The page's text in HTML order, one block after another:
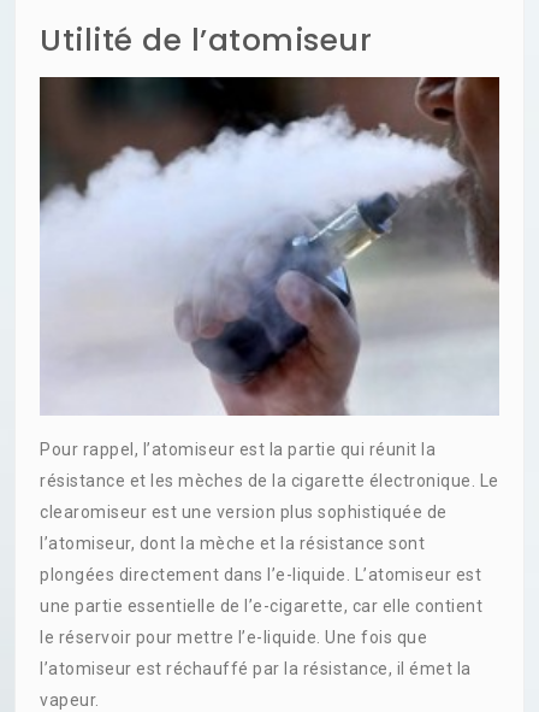
Utilité de l’atomiseur
Pour rappel, l’atomiseur est la partie qui réunit la
résistance et les mèches de la cigarette électronique. Le
clearomiseur est une version plus sophistiquée de
l’atomiseur, dont la mèche et la résistance sont
plongées directement dans l’e-liquide. L’atomiseur est
une partie essentielle de l’e-cigarette, car elle contient
le réservoir pour mettre l’e-liquide. Une fois que
l’atomiseur est réchauffé par la résistance, il émet la
vapeur.